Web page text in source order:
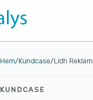
Hem/Kundcase/Lidh Reklam
KUNDCASE